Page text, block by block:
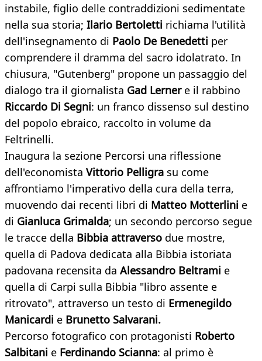
instabile, figlio delle contraddizioni sedimentate
nella sua storia; Ilario Bertoletti richiama l'utilità
dell'insegnamento di Paolo De Benedetti per
comprendere il dramma del sacro idolatrato. In
chiusura, "Gutenberg" propone un passaggio del
dialogo tra il giornalista Gad Lerner e il rabbino
Riccardo Di Segni: un franco dissenso sul destino
del popolo ebraico, raccolto in volume da
Feltrinelli.
Inaugura la sezione Percorsi una riflessione
dell'economista Vittorio Pelligra su come
affrontiamo l'imperativo della cura della terra,
muovendo dai recenti libri di Matteo Motterlini e
di Gianluca Grimalda; un secondo percorso segue
le tracce della Bibbia attraverso due mostre,
quella di Padova dedicata alla Bibbia istoriata
padovana recensita da Alessandro Beltrami e
quella di Carpi sulla Bibbia "libro assente e
ritrovato", attraverso un testo di Ermenegildo
Manicardi e Brunetto Salvarani.
Percorso fotografico con protagonisti Roberto
Salbitani e Ferdinando Scianna: al primo è